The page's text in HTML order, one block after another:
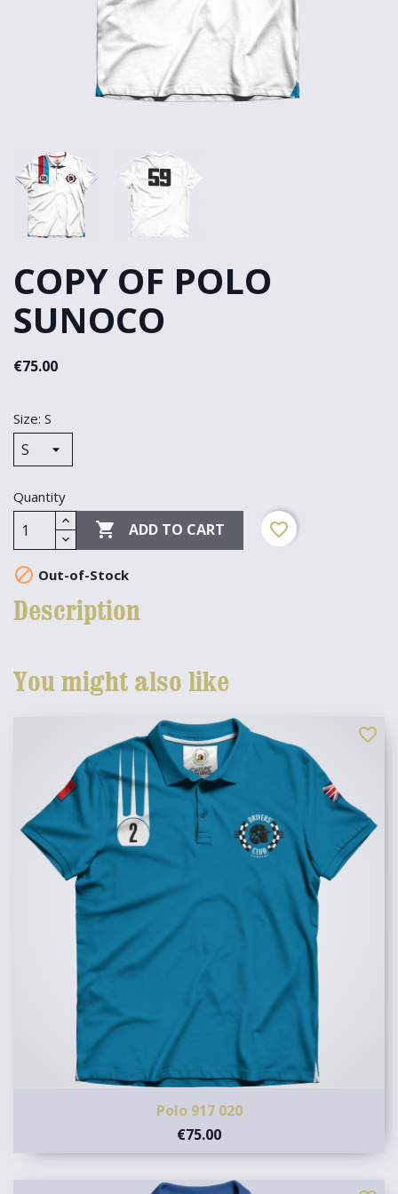
COPY OF POLO
SUNOCO
€75.00
Size: S
Quantity
 ADD TO CART favorite_border
 Out-of-Stock
Description
You might also like
Polo 917 020
€75.00
favorite_border